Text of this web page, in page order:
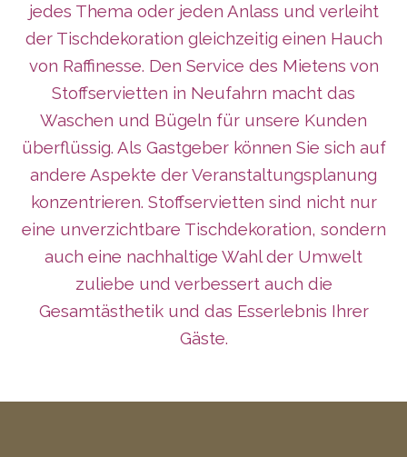
jedes Thema oder jeden Anlass und verleiht
der Tischdekoration gleichzeitig einen Hauch
von Raffinesse. Den Service des Mietens von
Stoffservietten in Neufahrn macht das
Waschen und Bügeln für unsere Kunden
überflüssig. Als Gastgeber können Sie sich auf
andere Aspekte der Veranstaltungsplanung
konzentrieren. Stoffservietten sind nicht nur
eine unverzichtbare Tischdekoration, sondern
auch eine nachhaltige Wahl der Umwelt
zuliebe und verbessert auch die
Gesamtästhetik und das Esserlebnis Ihrer
Gäste.